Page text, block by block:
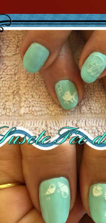
Installez l'App
Téléchargez
commerces favoris et
Télécharger Plus tard